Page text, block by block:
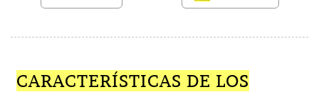
CARACTERÍSTICAS DE LOS